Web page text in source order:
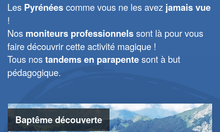
Les Pyrénéescomme vous ne les avez jamais vue
!
Nos moniteurs professionnelssont là pour vous
faire découvrir cette activité magique !
Tous nostandems en parapentesont à but
pédagogique.
Baptême découverte